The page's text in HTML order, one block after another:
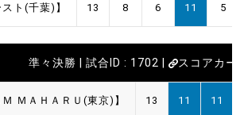
ト(千葉)】 13 8 6 11 5
準々決勝 | 試合ID : 1702 | スコアカー
ＭＡＨＡＲＵ(東京)】 13 11 11